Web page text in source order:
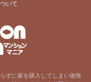
いて
ずに家を購入してしまい後悔